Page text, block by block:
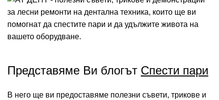
Представяме Ви блогът Спести пари
В него ще ви предоставяме полезни съвети, трикове и